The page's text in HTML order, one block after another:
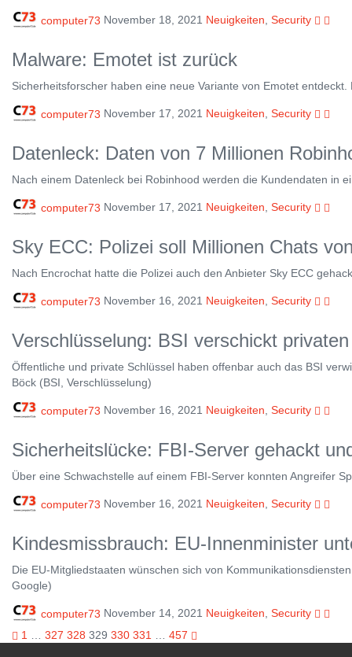
computer73 November 18, 2021 Neuigkeiten, Security
Malware: Emotet ist zurück
Sicherheitsforscher haben eine neue Variante von Emotet
computer73 November 17, 2021 Neuigkeiten, Security
Datenleck: Daten von 7 Millionen
Nach einem Datenleck bei Robinhood werden die Kundendaten in
computer73 November 17, 2021 Neuigkeiten, Security
Sky ECC: Polizei soll Millionen Chats
Nach Encrochat hatte die Polizei auch den Anbieter Sky ECC
computer73 November 16, 2021 Neuigkeiten, Security
Verschlüsselung: BSI verschickt
Öffentliche und private Schlüssel haben offenbar auch das BSI
Böck (BSI, Verschlüsselung)
computer73 November 16, 2021 Neuigkeiten, Security
Sicherheitslücke: FBI-Server gehackt
Über eine Schwachstelle auf einem FBI-Server konnten Angreifer
computer73 November 16, 2021 Neuigkeiten, Security
Kindesmissbrauch: EU-Innenminister
Die EU-Mitgliedstaaten wünschen sich von
Google)
computer73 November 14, 2021 Neuigkeiten, Security
1 … 327 328 329 330 331 … 457